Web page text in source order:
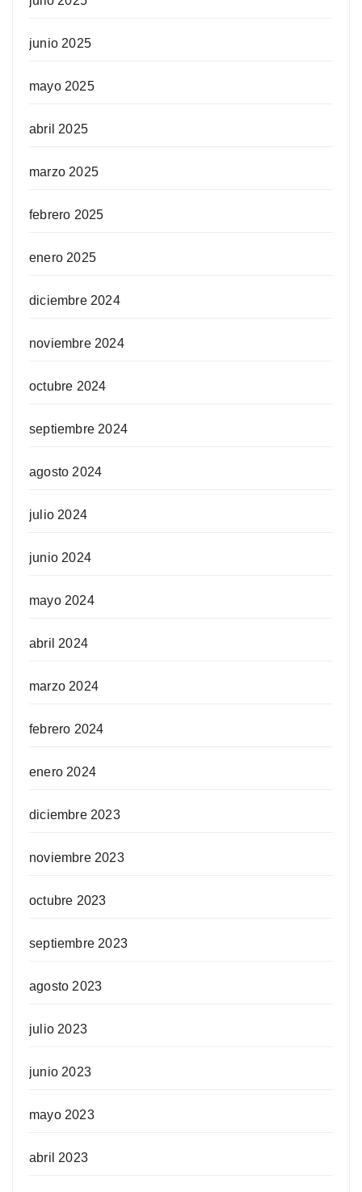
junio 2025
mayo 2025
abril 2025
marzo 2025
febrero 2025
enero 2025
diciembre 2024
noviembre 2024
octubre 2024
septiembre 2024
agosto 2024
julio 2024
junio 2024
mayo 2024
abril 2024
marzo 2024
febrero 2024
enero 2024
diciembre 2023
noviembre 2023
octubre 2023
septiembre 2023
agosto 2023
julio 2023
junio 2023
mayo 2023
abril 2023